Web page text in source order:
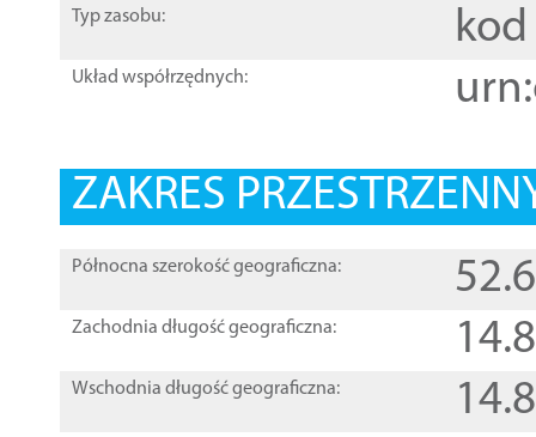
Typ zasobu: kod
Układ współrzędnych:
ZAKRES
Północna szerokość geograficzna:
Zachodnia długość geograficzna:
Wschodnia długość geograficzna: